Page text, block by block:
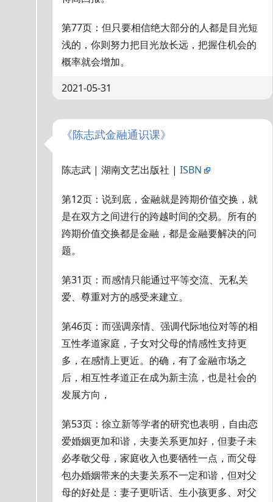
第77页：但只要相信绝大部分的人都是目光短
浅的，你则努力把目光放长远，把握住机会的
概率就会增加。
2021-05-31
《陈志武金融通识课》
陈志武 | 湖南文艺出版社 | ISBN
第12页：说到底，金融就是跨期价值交换，就
是在双方之间进行的跨越时间的交易。所有的
跨期价值交换都是金融，都是金融要解决的问
题。
第31页：而感情只能通过平等交流、无私关
爱、尊重对方的感受来建立。
第46页：而强调亲情、强调代际地位对等的相
互性孝道家庭，子女对父母的情感性支持更
多，在感情上更近。的确，有了金融市场之
后，相互性孝道正在成为新主流，也是社会的
发展方向，
第53页：徐立新等学者的研究也表明，自由恋
爱婚姻更加和谐，夫妻关系更加好，但妻子未
必孝敬父母，家庭收入也要牺牲一点，而父母
包办婚姻带来的夫妻关系不一定和谐，但对父
母的好处是：妻子更听话、生小孩更多、对父